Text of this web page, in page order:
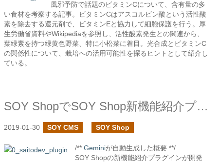
風邪予防で話題のビタミンCについて、含有量の多
い食材を考察する記事。ビタミンCはアスコルビン酸という活性酸
素を除去する還元剤で、ビタミンEと協力して細胞保護を行う。厚
生労働省資料やWikipediaを参照し、活性酸素発生との関連から、
葉緑素を持つ緑黄色野菜、特に小松菜に着目。光合成とビタミンC
の関係性について、栽培への活用可能性を探るヒントとして紹介し
ている。
SOY ShopでSOY Shop新機能紹介プラグインを作成しました
2019-01-30 SOY CMS SOY Shop
/** Geminiが自動生成した概要 **/
SOY Shopの新機能紹介プラグインが開発